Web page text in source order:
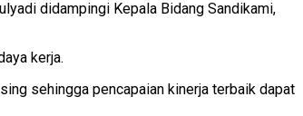
didampingi Kepala Bidang Sandikami,
kerja.
sehingga pencapaian kinerja terbaik dapat